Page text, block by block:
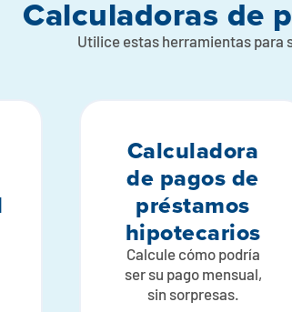
Calculadoras de
Utilice estas herramientas para
Calculadora
de pagos de
préstamos
hipotecarios
Calcule cómo podría
ser su pago mensual,
sin sorpresas.